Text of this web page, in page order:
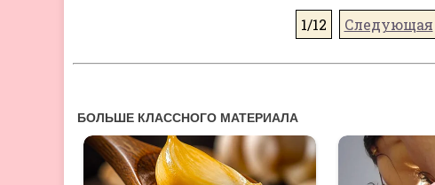
1/12 Следующая